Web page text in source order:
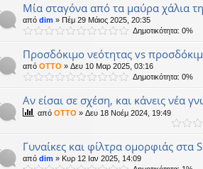
Μία σταγόνα από τα μαύρα χάλια
από dim » Πέμ 29 Μάιος 2025, 20:35
Δημοτικότητα: 0%
Προσδόκιμο νεότητας vs
από OTTO » Δευ 10 Μαρ 2025, 03:16
Δημοτικότητα: 0%
Αν είσαι σε σχέση, και κάνεις νέα
από OTTO » Δευ 18 Νοέμ 2024, 19:49
Γυναίκες και φίλτρα ομορφιάς στα
από dim » Κυρ 12 Ιαν 2025, 14:09